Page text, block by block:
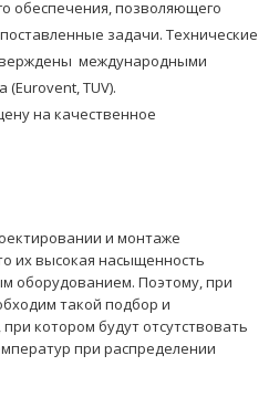
обеспечения, позволяющего
задачи. Технические
международными
(Eurovent, TUV).
на качественное
и монтаже
их высокая насыщенность
оборудованием. Поэтому, при
такой подбор и
котором будут отсутствовать
при распределении